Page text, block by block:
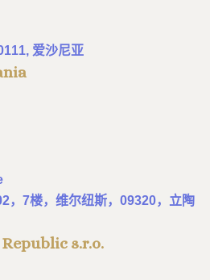
爱沙尼亚
，7楼，维尔纽斯，09320，立陶
s.r.o.